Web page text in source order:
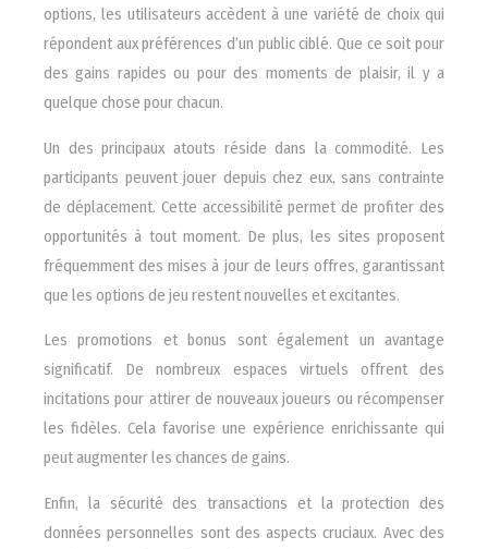
options, les utilisateurs accèdent à une variété de choix qui
répondent aux préférences d’un public ciblé. Que ce soit pour
des gains rapides ou pour des moments de plaisir, il y a
quelque chose pour chacun.
Un des principaux atouts réside dans la commodité. Les
participants peuvent jouer depuis chez eux, sans contrainte
de déplacement. Cette accessibilité permet de profiter des
opportunités à tout moment. De plus, les sites proposent
fréquemment des mises à jour de leurs offres, garantissant
que les options de jeu restent nouvelles et excitantes.
Les promotions et bonus sont également un avantage
significatif. De nombreux espaces virtuels offrent des
incitations pour attirer de nouveaux joueurs ou récompenser
les fidèles. Cela favorise une expérience enrichissante qui
peut augmenter les chances de gains.
Enfin, la sécurité des transactions et la protection des
données personnelles sont des aspects cruciaux. Avec des